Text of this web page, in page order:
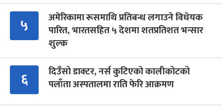
५
अमेरिकामा रूसमाथि प्रतिबन्ध लगाउने विधेयक
पारित, भारतसहित ५ देशमा शतप्रतिशत भन्सार
शुल्क
६
दिउँसो डाक्टर, नर्स कुटिएको कालीकोटको
पलाँता अस्पतालमा राति फेरि आक्रमण